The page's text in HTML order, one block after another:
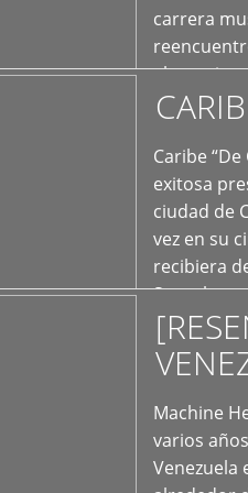
carrera
el exterior
Caribe
exitosa
ciudad de
vez en su
recibiera
Store los
Machine
varios
Venezuela